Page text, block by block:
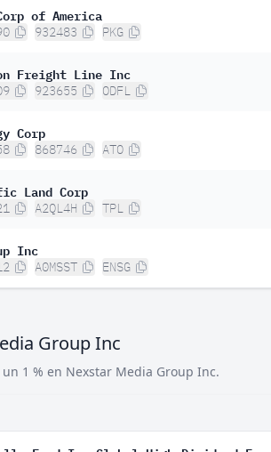
of America
932483 PKG
Freight Line Inc
923655 ODFL
Corp
868746 ATO
Land Corp
A2QL4H TPL
Inc
A0MSST ENSG
Group Inc
1 % en Nexstar Media Group Inc.